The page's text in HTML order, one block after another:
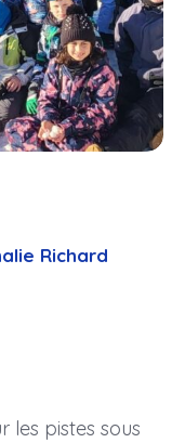
Richard
les pistes sous